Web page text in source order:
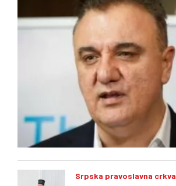
Srpska pravoslavna crkva